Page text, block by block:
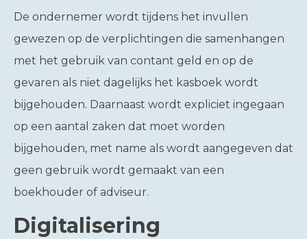
De ondernemer wordt tijdens het invullen
gewezen op de verplichtingen die samenhangen
met het gebruik van contant geld en op de
gevaren als niet dagelijks het kasboek wordt
bijgehouden. Daarnaast wordt expliciet ingegaan
op een aantal zaken dat moet worden
bijgehouden, met name als wordt aangegeven dat
geen gebruik wordt gemaakt van een
boekhouder of adviseur.
Digitalisering